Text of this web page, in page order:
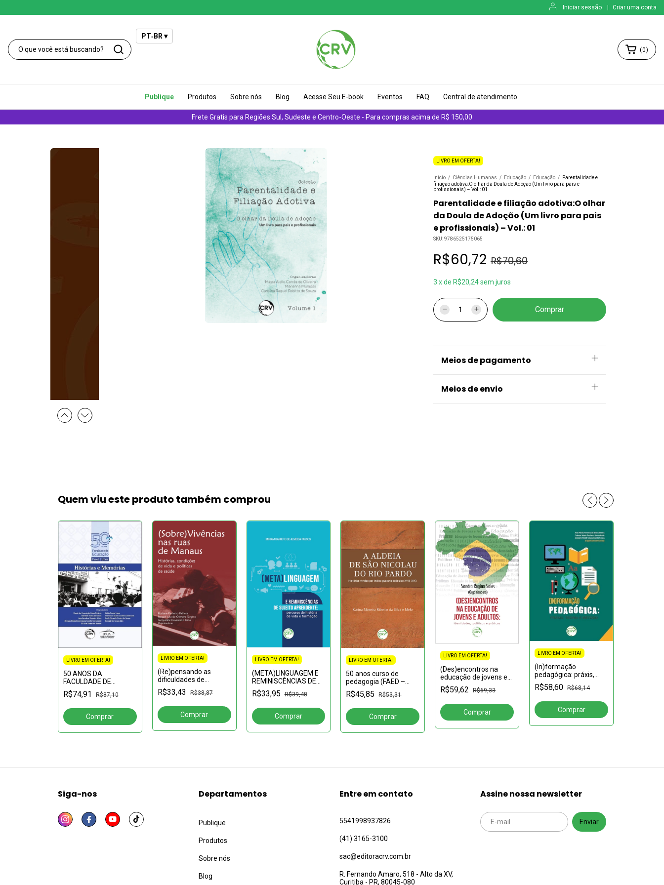
Iniciar sessão Criar uma conta
Frete Gratis para Regiões Sul, Sudeste e Centro-Oeste - Para compras acima de R$ 150,00
(0)
Publique Produtos Sobre nós Blog Acesse Seu E-book Eventos FAQ Central de atendimento
PT‑BR ▾
LIVRO EM OFERTA!
Início / Ciências Humanas / Educação / Educação /
Parentalidade e
filiação adotiva:O olhar da Doula de Adoção (Um livro para pais e
profissionais) – Vol.: 01
Parentalidade e filiação adotiva:O olhar
da Doula de Adoção (Um livro para pais
e profissionais) – Vol.: 01
SKU:9786525175065
R$60,72 R$70,60
3 xde R$20,24sem juros
Meios de pagamento
Meios de envio
Quem viu este produto também comprou
LIVRO EM OFERTA!
50 ANOS DA
FACULDADE DE
EDUCAÇÃO DA UFAM:
histórias e memórias
R$74,91 R$87,10
LIVRO EM OFERTA!
(Re)pensando as
dificuldades de
aprendizagem:
reflexões ao professor
ensino aprendizagem
da língua
R$33,43 R$38,87
LIVRO EM OFERTA!
(META)LINGUAGEM E
REMINISCÊNCIAS DE
SUJEITO
APRENDENTE:percurso
formação
R$33,95 R$39,48
LIVRO EM OFERTA!
50 anos curso de
pedagogia (FAED –
IAE) UNASP:Formando
professores e
missão
R$45,85 R$53,31
LIVRO EM OFERTA!
(Des)encontros na
educação de jovens e
adultos: identidades,
políticas e práticas
R$59,62 R$69,33
LIVRO EM OFERTA!
(In)formação
pedagógica: práxis,
teoria e método
R$58,60 R$68,14
Siga-nos Departamentos
Publique
Produtos
Sobre nós
Blog
Entre em contato
5541998937826
(41) 3165-3100
sac@editoracrv.com.br
R. Fernando Amaro, 518 - Alto da XV,
Curitiba - PR, 80045-080
Assine nossa newsletter